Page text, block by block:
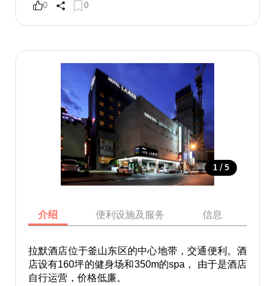
0 0
1 / 5
介绍 便利设施及服务 信息
拉默酒店位于釜山东区的中心地带，交通便利。酒
店设有160坪的健身场和350m的spa， 由于是酒店
自行运营，价格低廉。